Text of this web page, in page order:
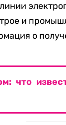
и
о
что